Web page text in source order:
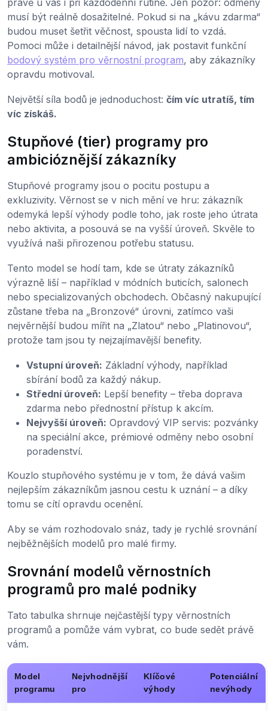
právě u vás i při každodenní rutině. Jen pozor: odměny
musí být reálně dosažitelné. Pokud si na „kávu zdarma“
budou muset šetřit věčnost, spousta lidí to vzdá.
Pomoci může i detailnější návod, jak postavit funkční
bodový systém pro věrnostní program, aby zákazníky
opravdu motivoval.
Největší síla bodů je jednoduchost: čím víc utratíš, tím
víc získáš.
Stupňové (tier) programy pro
ambicióznější zákazníky
Stupňové programy jsou o pocitu postupu a
exkluzivity. Věrnost se v nich mění ve hru: zákazník
odemyká lepší výhody podle toho, jak roste jeho útrata
nebo aktivita, a posouvá se na vyšší úroveň. Skvěle to
využívá naši přirozenou potřebu statusu.
Tento model se hodí tam, kde se útraty zákazníků
výrazně liší – například v módních buticích, salonech
nebo specializovaných obchodech. Občasný nakupující
zůstane třeba na „Bronzové“ úrovni, zatímco vaši
nejvěrnější budou mířit na „Zlatou“ nebo „Platinovou“,
protože tam jsou ty nejzajímavější benefity.
Vstupní úroveň: Základní výhody, například
sbírání bodů za každý nákup.
Střední úroveň: Lepší benefity – třeba doprava
zdarma nebo přednostní přístup k akcím.
Nejvyšší úroveň: Opravdový VIP servis: pozvánky
na speciální akce, prémiové odměny nebo osobní
poradenství.
Kouzlo stupňového systému je v tom, že dává vašim
nejlepším zákazníkům jasnou cestu k uznání – a díky
tomu se cítí opravdu ocenění.
Aby se vám rozhodovalo snáz, tady je rychlé srovnání
nejběžnějších modelů pro malé firmy.
Srovnání modelů věrnostních
programů pro malé podniky
Tato tabulka shrnuje nejčastější typy věrnostních
programů a pomůže vám vybrat, co bude sedět právě
vám.
Model
programu
Nejvhodnější
pro
Klíčové
výhody
Potenciální
nevýhody